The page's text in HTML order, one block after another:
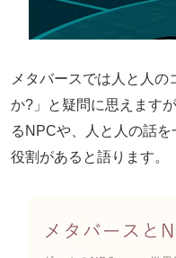
メタバースでは人と人
か?」と疑問に思えます
るNPCや、人と人の話
役割があると語ります。